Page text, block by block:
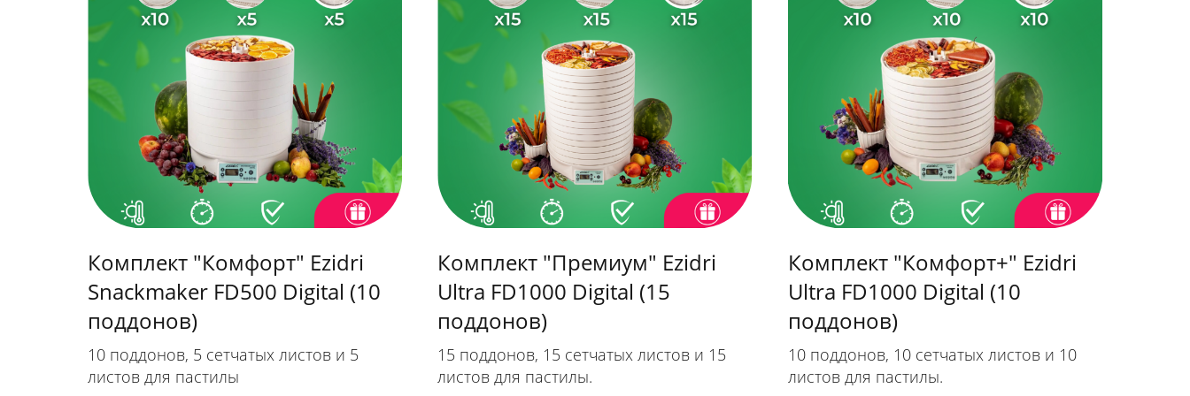
Комплект "Комфорт" Ezidri
Snackmaker FD500 Digital (10
поддонов)
10 поддонов, 5 сетчатых листов и 5
листов для пастилы
Комплект "Премиум" Ezidri
Ultra FD1000 Digital (15
поддонов)
15 поддонов, 15 сетчатых листов и 15
листов для пастилы.
Комплект "Комфорт+" Ezidri
Ultra FD1000 Digital (10
поддонов)
10 поддонов, 10 сетчатых листов и 10
листов для пастилы.